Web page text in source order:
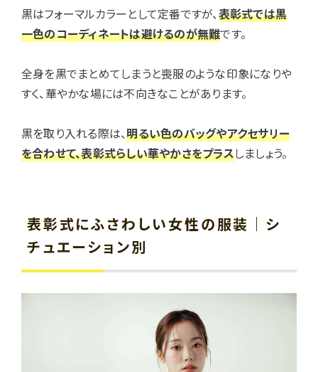
黒はフォーマルカラーとして定番ですが、表彰式では黒
一色のコーディネートは避けるのが無難です。
全身を黒でまとめてしまうと喪服のような印象になりや
すく、華やかな場には不向きなことがあります。
黒を取り入れる際は、明るい色のバッグやアクセサリー
を合わせて、表彰式らしい華やかさをプラスしましょう。
表彰式にふさわしい女性の服装｜シ
チュエーション別